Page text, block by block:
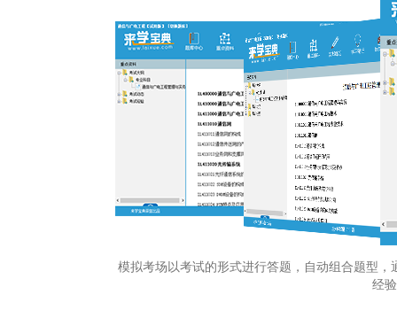
模拟考场以考试的形式进行答题，自动组合题型
经